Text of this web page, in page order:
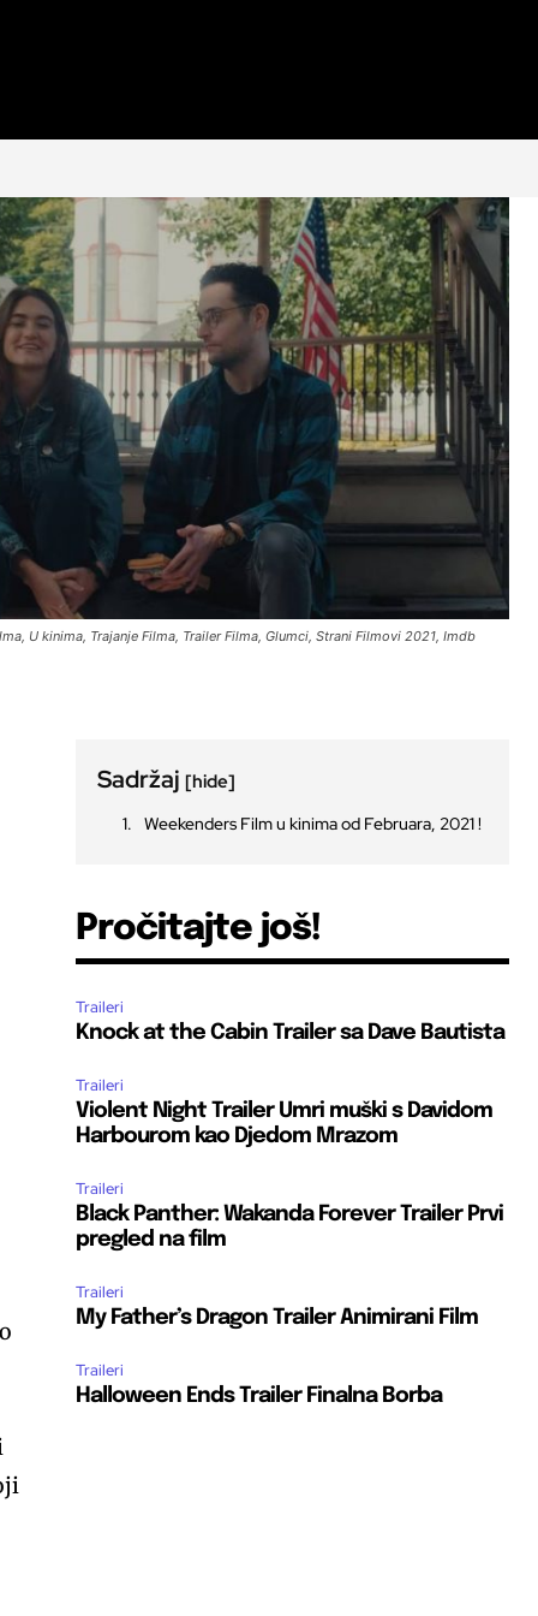
U kinima, Trajanje Filma, Trailer Filma, Glumci, Strani Filmovi 2021, Imdb
Sadržaj[hide]
Weekenders Film u kinima od Februara, 2021 !
Pročitajte još!
Traileri
Knock at the Cabin Trailer sa Dave Bautista
Traileri
Violent Night Trailer Umri muški s Davidom
Harbourom kao Djedom Mrazom
Traileri
Black Panther: Wakanda Forever Trailer Prvi
pregled na film
Traileri
My Father’s Dragon Trailer Animirani Film
Traileri
Halloween Ends Trailer Finalna Borba